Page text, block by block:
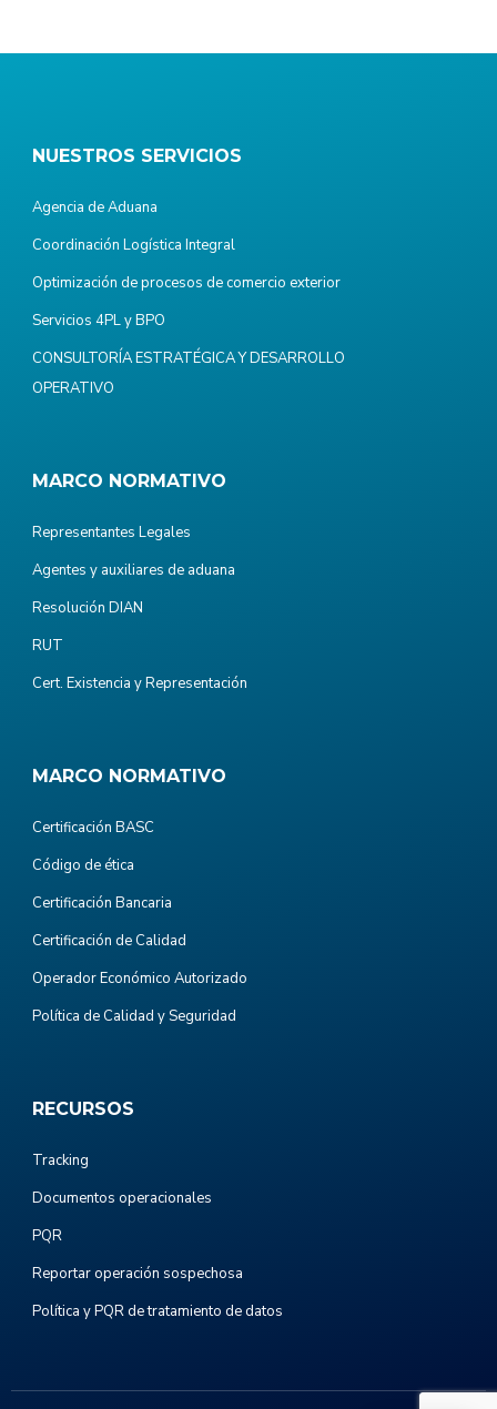
NUESTROS SERVICIOS
Agencia de Aduana
Coordinación Logística Integral
Optimización de procesos de comercio exterior
Servicios 4PL y BPO
CONSULTORÍA ESTRATÉGICA Y DESARROLLO
OPERATIVO
MARCO NORMATIVO
Representantes Legales
Agentes y auxiliares de aduana
Resolución DIAN
RUT
Cert. Existencia y Representación
MARCO NORMATIVO
Certificación BASC
Código de ética
Certificación Bancaria
Certificación de Calidad
Operador Económico Autorizado
Política de Calidad y Seguridad
RECURSOS
Tracking
Documentos operacionales
PQR
Reportar operación sospechosa
Política y PQR de tratamiento de datos